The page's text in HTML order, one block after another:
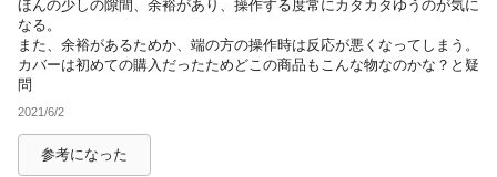
ほんの少しの隙間、余裕があり、操作する度常にカタカタゆうのが気に
なる。
また、余裕があるためか、端の方の操作時は反応が悪くなってしまう。
カバーは初めての購入だったためどこの商品もこんな物なのかな？と疑
問
2021/6/2
参考になった